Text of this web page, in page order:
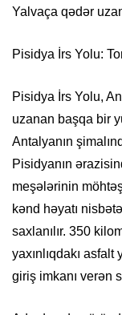
Yalvaça qədər
Pisidya İrs Yolu:
Pisidya İrs Yolu,
uzanan başqa bir
Antalyanın
Pisidyanın
meşələrinin
kənd həyatı
saxlanılır. 350
yaxınlıqdakı
giriş imkanı verən